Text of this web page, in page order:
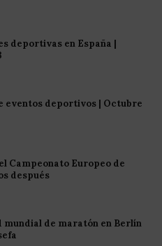
deportivas en España |
eventos deportivos | Octubre
Campeonato Europeo de
después
mundial de maratón en Berlín